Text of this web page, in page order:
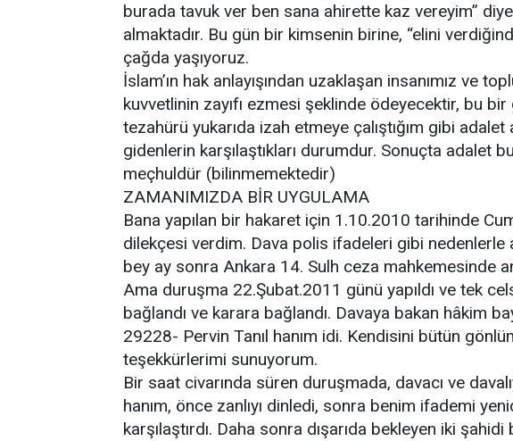
burada tavuk ver ben sana ahirette kaz vereyim” diye
almaktadır. Bu gün bir kimsenin birine, “elini
çağda yaşıyoruz.
İslam’ın hak anlayışından uzaklaşan insanımız ve
kuvvetlinin zayıfı ezmesi şeklinde ödeyecektir, bu
tezahürü yukarıda izah etmeye çalıştığım gibi
gidenlerin karşılaştıkları durumdur. Sonuçta adalet
meçhuldür (bilinmemektedir)
ZAMANIMIZDA BİR UYGULAMA
Bana yapılan bir hakaret için 1.10.2010 tarihinde
dilekçesi verdim. Dava polis ifadeleri gibi nedenlerle
bey ay sonra Ankara 14. Sulh ceza mahkemesinde
Ama duruşma 22.Şubat.2011 günü yapıldı ve tek
bağlandı ve karara bağlandı. Davaya bakan hâkim
29228- Pervin Tanıl hanım idi. Kendisini bütün
teşekkürlerimi sunuyorum.
Bir saat civarında süren duruşmada, davacı ve
hanım, önce zanlıyı dinledi, sonra benim ifademi
karşılaştırdı. Daha sonra dışarıda bekleyen iki